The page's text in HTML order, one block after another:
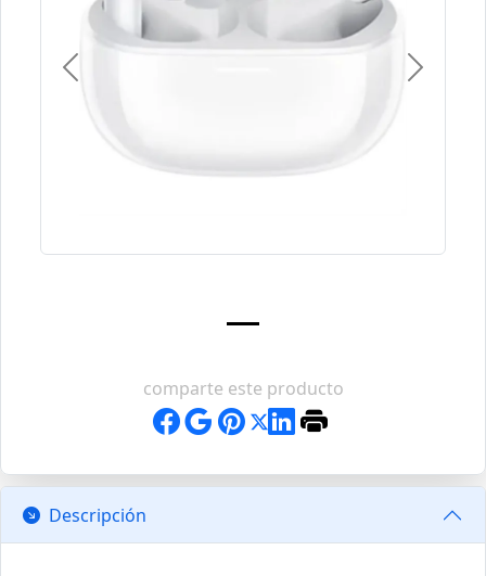
Previous Next
comparte este producto
Descripción